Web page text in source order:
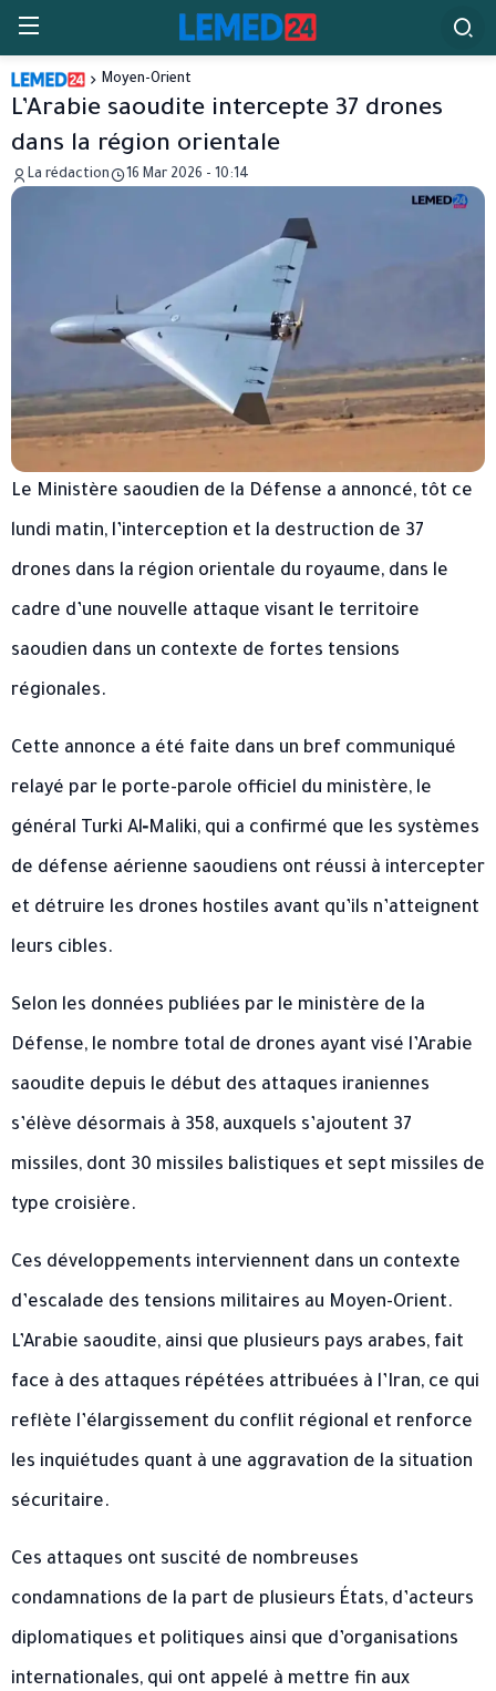
Moyen-Orient
L’Arabie saoudite intercepte 37 drones
dans la région orientale
La rédaction 16 Mar 2026 - 10:14
Le Ministère saoudien de la Défense a annoncé, tôt ce
lundi matin, l’interception et la destruction de 37
drones dans la région orientale du royaume, dans le
cadre d’une nouvelle attaque visant le territoire
saoudien dans un contexte de fortes tensions
régionales.
Cette annonce a été faite dans un bref communiqué
relayé par le porte-parole officiel du ministère, le
général Turki Al‑Maliki, qui a confirmé que les systèmes
de défense aérienne saoudiens ont réussi à intercepter
et détruire les drones hostiles avant qu’ils n’atteignent
leurs cibles.
Selon les données publiées par le ministère de la
Défense, le nombre total de drones ayant visé l’Arabie
saoudite depuis le début des attaques iraniennes
s’élève désormais à 358, auxquels s’ajoutent 37
missiles, dont 30 missiles balistiques et sept missiles de
type croisière.
Ces développements interviennent dans un contexte
d’escalade des tensions militaires au Moyen-Orient.
L’Arabie saoudite, ainsi que plusieurs pays arabes, fait
face à des attaques répétées attribuées à l’Iran, ce qui
reflète l’élargissement du conflit régional et renforce
les inquiétudes quant à une aggravation de la situation
sécuritaire.
Ces attaques ont suscité de nombreuses
condamnations de la part de plusieurs États, d’acteurs
diplomatiques et politiques ainsi que d’organisations
internationales, qui ont appelé à mettre fin aux